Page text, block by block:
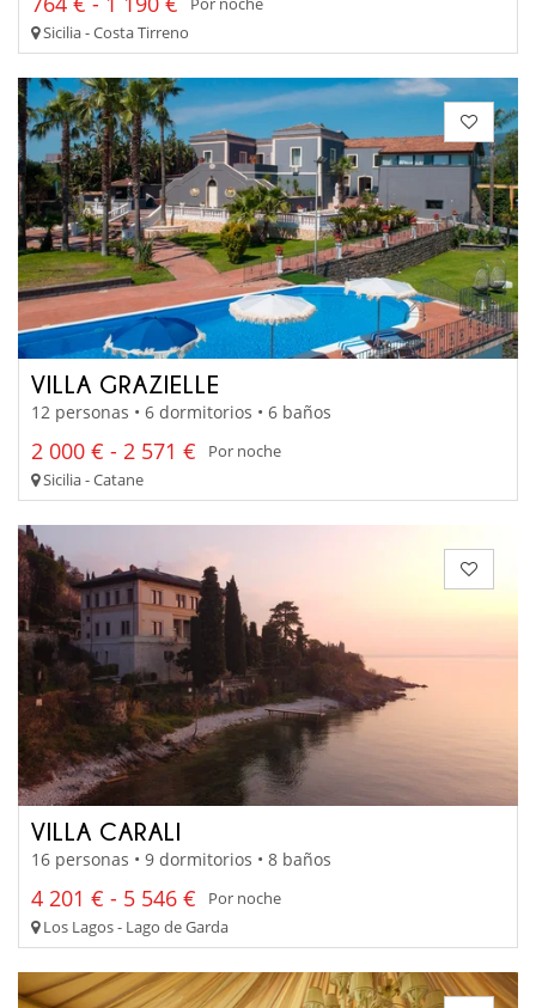
Sicilia - Costa Tirreno
VILLA GRAZIELLE
12 personas • 6 dormitorios • 6 baños
2 000 € - 2 571 €
Por noche
Sicilia - Catane
VILLA CARALI
16 personas • 9 dormitorios • 8 baños
4 201 € - 5 546 €
Por noche
Los Lagos - Lago de Garda